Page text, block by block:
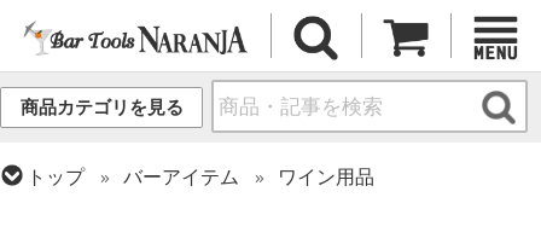
商品カテゴリを見る
トップ バーアイテム
ワイン用品